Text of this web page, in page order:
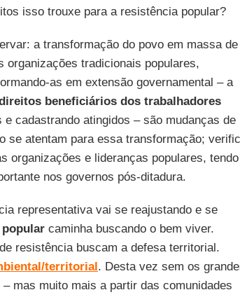
isso trouxe para a resistência popular?
a transformação do povo em massa de
organizações tradicionais populares,
as em extensão governamental – a
beneficiários dos trabalhadores
cadastrando atingidos – são mudanças de
se atentam para essa transformação;
organizações e lideranças populares, tendo
nos governos pós-ditadura.
representativa vai se reajustando e se
caminha buscando o bem viver.
resistência buscam a defesa territorial.
territorial. Desta vez sem os
mas muito mais a partir das comunidades